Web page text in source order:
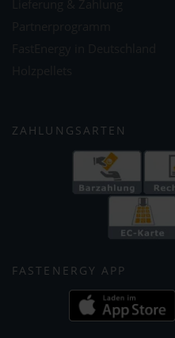
ZAHLUNGSARTEN
FASTENERGY APP